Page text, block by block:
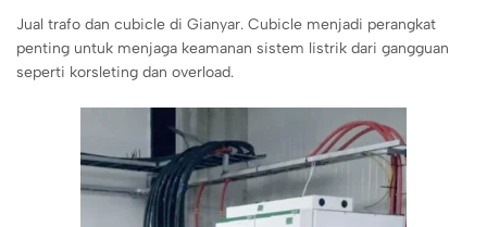
Jual trafo dan cubicle di Gianyar. Cubicle menjadi perangkat
penting untuk menjaga keamanan sistem listrik dari gangguan
seperti korsleting dan overload.